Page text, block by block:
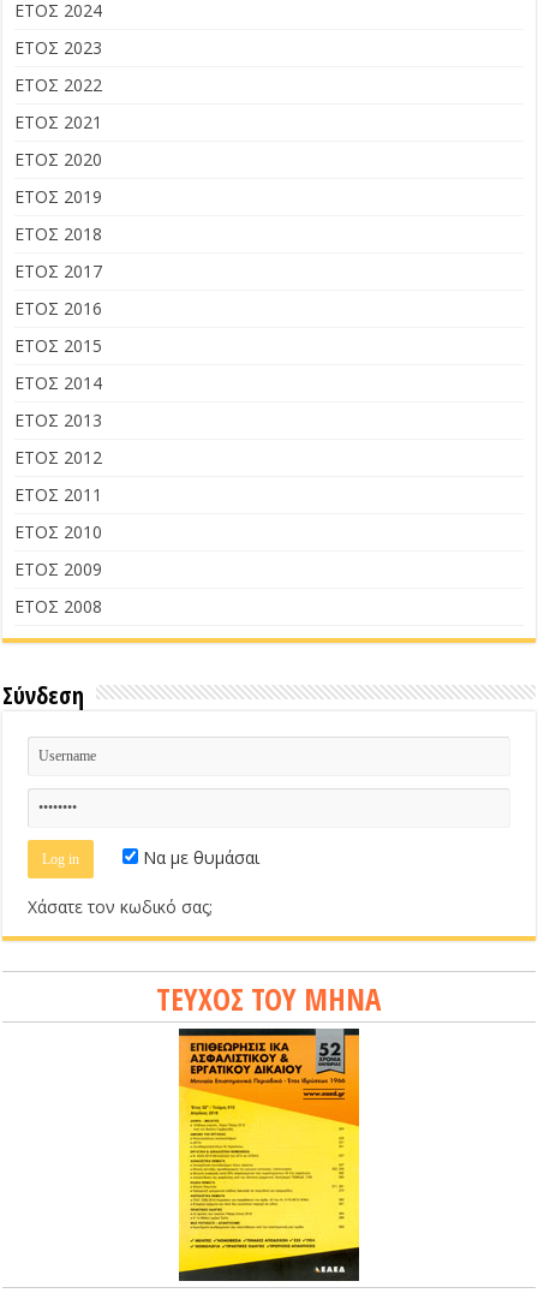
ΕΤΟΣ 2024
ΕΤΟΣ 2023
ΕΤΟΣ 2022
ΕΤΟΣ 2021
ΕΤΟΣ 2020
ΕΤΟΣ 2019
ΕΤΟΣ 2018
ΕΤΟΣ 2017
ΕΤΟΣ 2016
ΕΤΟΣ 2015
ΕΤΟΣ 2014
ΕΤΟΣ 2013
ΕΤΟΣ 2012
ΕΤΟΣ 2011
ΕΤΟΣ 2010
ΕΤΟΣ 2009
ΕΤΟΣ 2008
Σύνδεση
Να με θυμάσαι
Χάσατε τον κωδικό σας;
ΤΕΥΧΟΣ ΤΟΥ ΜΗΝΑ